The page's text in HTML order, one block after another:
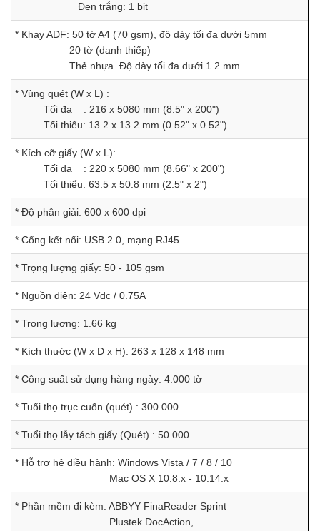
Đen trắng: 1 bit
* Khay ADF: 50 tờ A4 (70 gsm), độ dày tối đa dưới 5mm
20 tờ (danh thiếp)
Thẻ nhựa. Độ dày tối đa dưới 1.2 mm
* Vùng quét (W x L) :
Tối đa : 216 x 5080 mm (8.5" x 200")
Tối thiểu: 13.2 x 13.2 mm (0.52" x 0.52")
* Kích cỡ giấy (W x L):
Tối đa : 220 x 5080 mm (8.66" x 200")
Tối thiểu: 63.5 x 50.8 mm (2.5" x 2")
* Độ phân giải: 600 x 600 dpi
* Cổng kết nối: USB 2.0, mạng RJ45
* Trọng lượng giấy: 50 - 105 gsm
* Nguồn điện: 24 Vdc / 0.75A
* Trọng lượng: 1.66 kg
* Kích thước (W x D x H): 263 x 128 x 148 mm
* Công suất sử dụng hàng ngày: 4.000 tờ
* Tuổi thọ trục cuốn (quét) : 300.000
* Tuổi thọ lẫy tách giấy (Quét) : 50.000
* Hỗ trợ hệ điều hành: Windows Vista / 7 / 8 / 10
Mac OS X 10.8.x - 10.14.x
* Phần mềm đi kèm: ABBYY FinaReader Sprint
Plustek DocAction,